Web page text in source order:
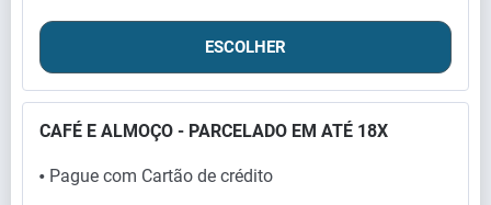
ESCOLHER
CAFÉ E ALMOÇO - PARCELADO EM ATÉ 18X
⬤ Pague com Cartão de crédito